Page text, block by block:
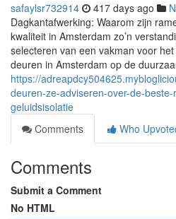
safaylsr732914 417 days ago
Dagkantafwerking: Waarom zijn
kwaliteit in Amsterdam zo’n
selecteren van een vakman voor
deuren in Amsterdam op de
https://
deuren-ze-adviseren-over-de-
geluidsisolatie
Comments
Who
Comments
Submit a Comment
No HTML